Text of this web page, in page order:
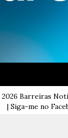
2026 Barreiras
| Siga-me no